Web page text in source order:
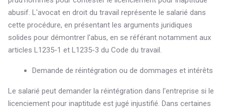
abusif. L'avocat en droit du travail représente le salarié dans
cette procédure, en présentant les arguments juridiques
solides pour démontrer l'abus, en se référant notamment aux
articles L1235-1 et L1235-3 du Code du travail.
Demande de réintégration ou de dommages et intérêts
Le salarié peut demander la réintégration dans l'entreprise si le
licenciement pour inaptitude est jugé injustifié. Dans certaines